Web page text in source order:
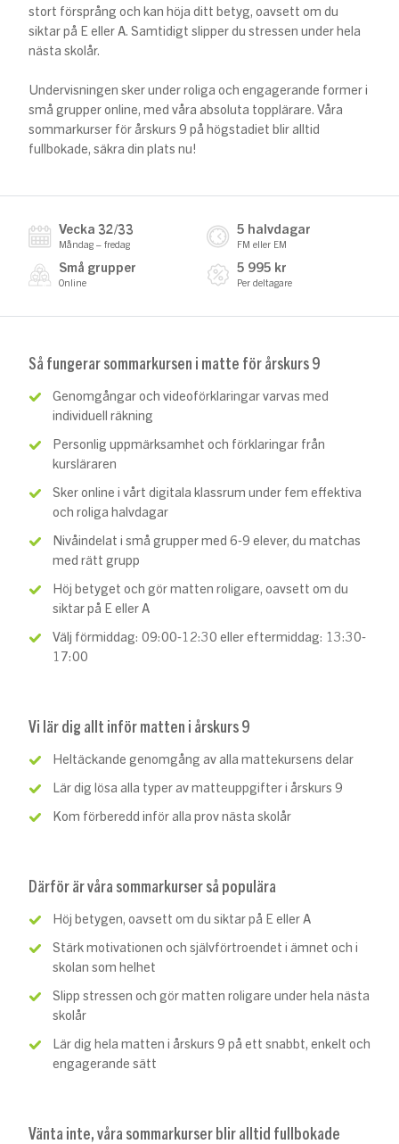
stort försprång och kan höja ditt betyg, oavsett om du
siktar på E eller A. Samtidigt slipper du stressen under hela
nästa skolår.
Undervisningen sker under roliga och engagerande former i
små grupper online, med våra absoluta topplärare. Våra
sommarkurser för årskurs 9 på högstadiet blir alltid
fullbokade, säkra din plats nu!
Vecka 32/33
Måndag – fredag
5 halvdagar
FM eller EM
Små grupper
Online
5 995 kr
Per deltagare
Så fungerar sommarkursen i matte för årskurs 9
Genomgångar och videoförklaringar varvas med
individuell räkning
Personlig uppmärksamhet och förklaringar från
kursläraren
Sker online i vårt digitala klassrum under fem effektiva
och roliga halvdagar
Nivåindelat i små grupper med 6-9 elever, du matchas
med rätt grupp
Höj betyget och gör matten roligare, oavsett om du
siktar på E eller A
Välj förmiddag: 09:00-12:30 eller eftermiddag: 13:30-
17:00
Vi lär dig allt inför matten i årskurs 9
Heltäckande genomgång av alla mattekursens delar
Lär dig lösa alla typer av matteuppgifter i årskurs 9
Kom förberedd inför alla prov nästa skolår
Därför är våra sommarkurser så populära
Höj betygen, oavsett om du siktar på E eller A
Stärk motivationen och självförtroendet i ämnet och i
skolan som helhet
Slipp stressen och gör matten roligare under hela nästa
skolår
Lär dig hela matten i årskurs 9 på ett snabbt, enkelt och
engagerande sätt
Vänta inte, våra sommarkurser blir alltid fullbokade